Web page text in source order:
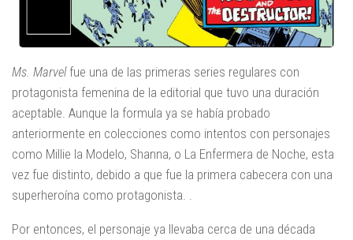
Ms. Marvelfue una de las primeras series regulares con
protagonista femenina de la editorial que tuvo una duración
aceptable. Aunque la formula ya se había probado
anteriormente en colecciones como intentos con personajes
como Millie la Modelo, Shanna, o La Enfermera de Noche, esta
vez fue distinto, debido a que fue la primera cabecera con una
superheroína como protagonista. .
Por entonces, el personaje ya llevaba cerca de una década